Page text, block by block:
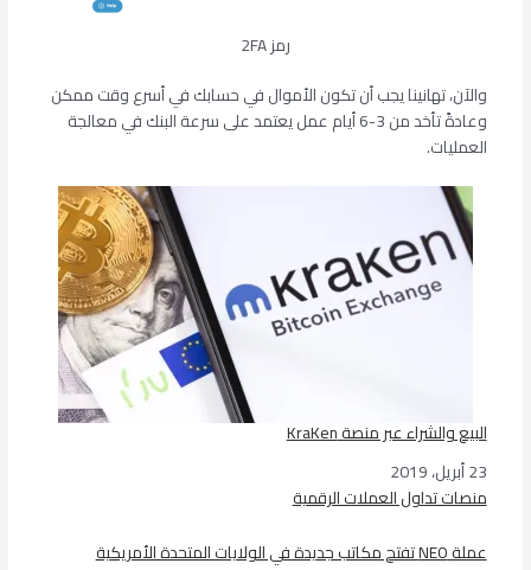
رمز 2FA
والآن، تهانينا يجب أن تكون الأموال في حسابك في أسرع وقت ممكن
وعادةً تأخد من 3-6 أيام عمل يعتمد على سرعة البنك في معالجة
العمليات.
البيع والشراء عبر منصة KraKen
التاريخ
23 أبريل، 2019
في ما يتعلق بما يأتي
منصات تداول العملات الرقمية
عملة NEO تفتح مكاتب جديدة في الولايات المتحدة الأمريكية